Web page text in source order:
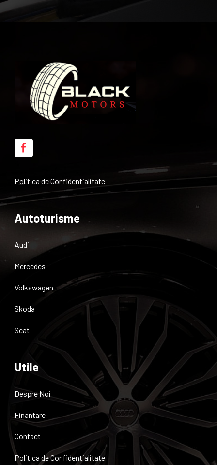
Politica de Confidentialitate
Autoturisme
Audi
Mercedes
Volkswagen
Skoda
Seat
Utile
Despre Noi
Finantare
Contact
Politica de Confidentialitate